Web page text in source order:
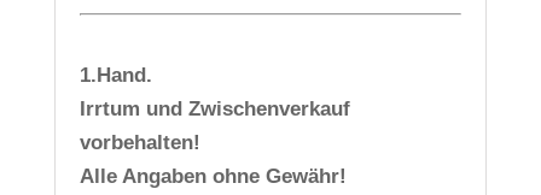
1.Hand.
Irrtum und Zwischenverkauf
vorbehalten!
Alle Angaben ohne Gewähr!